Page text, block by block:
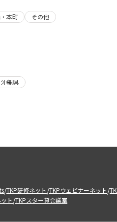
本町 その他
沖縄県
/TKP研修ネット/TKPウェビナーネット/
ト/TKPスター貸会議室